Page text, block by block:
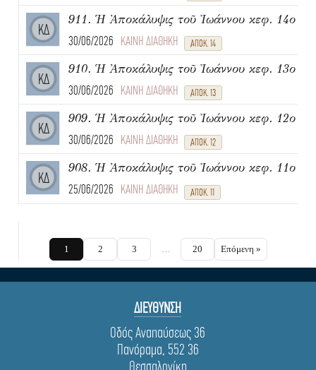
ΚΔ
911. Ἡ Ἀποκάλυψις τοῦ Ἰωάννου κεφ. 14ο
30/06/2026 ΚΑΙΝΗ ΔΙΑΘΗΚΗ ΑΠΟΚ. 14
ΚΔ
910. Ἡ Ἀποκάλυψις τοῦ Ἰωάννου κεφ. 13ο
30/06/2026 ΚΑΙΝΗ ΔΙΑΘΗΚΗ ΑΠΟΚ. 13
ΚΔ
909. Ἡ Ἀποκάλυψις τοῦ Ἰωάννου κεφ. 12ο
30/06/2026 ΚΑΙΝΗ ΔΙΑΘΗΚΗ ΑΠΟΚ. 12
ΚΔ
908. Ἡ Ἀποκάλυψις τοῦ Ἰωάννου κεφ. 11ο
25/06/2026 ΚΑΙΝΗ ΔΙΑΘΗΚΗ ΑΠΟΚ. 11
1 2 3 … 20 Επόμενη »
ΔΙΕΥΘΥΝΣΗ
Οδός Αναπαύσεως 36
Πανόραμα, 552 36
Θεσσαλονίκη